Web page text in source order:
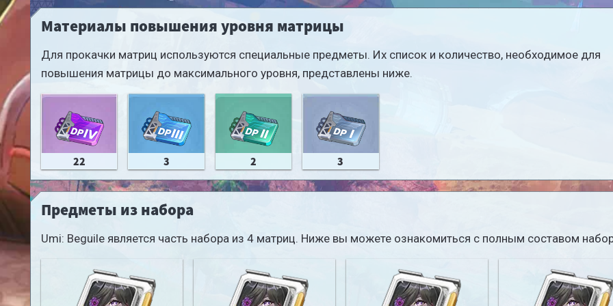
the highest star rating will take effect.
Материалы повышения уровня матрицы
Для прокачки матриц используются специальные предметы. Их список и количество, необходимое для
повышения матрицы до максимального уровня, представлены ниже.
22 3 2 3
Предметы из набора
Umi: Beguile является часть набора из 4 матриц. Ниже вы можете ознакомиться с полным составом